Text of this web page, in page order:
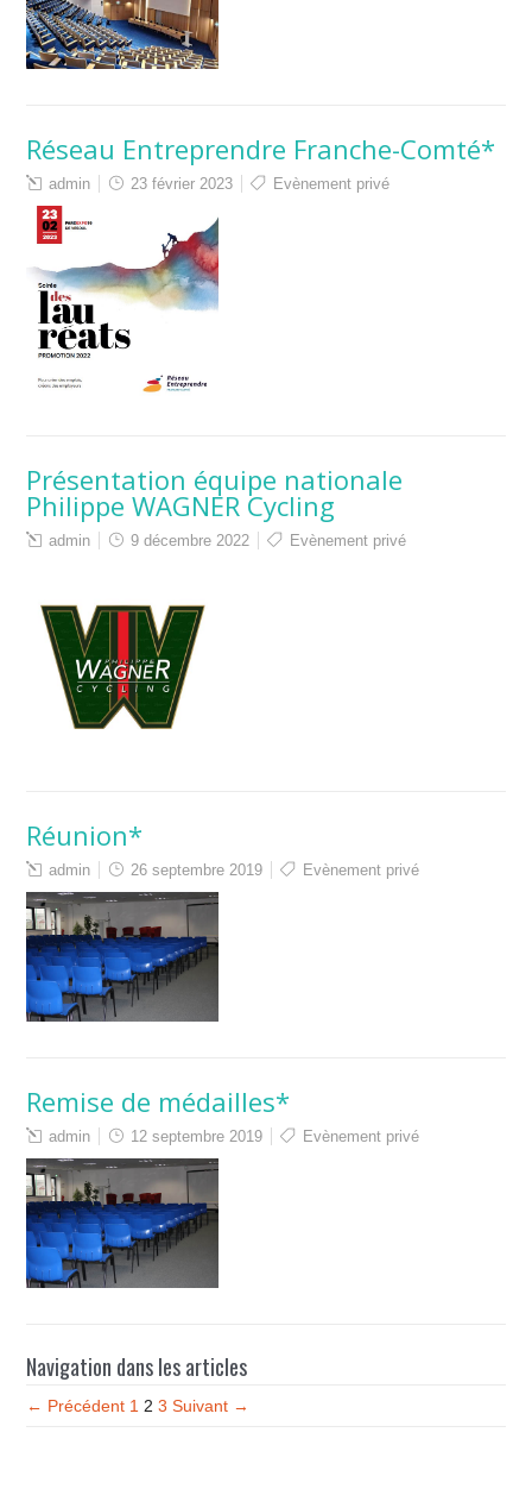
Réseau Entreprendre Franche-Comté*
admin 23 février 2023 Evènement privé
Présentation équipe nationale
Philippe WAGNER Cycling
admin 9 décembre 2022 Evènement privé
Réunion*
admin 26 septembre 2019 Evènement privé
Remise de médailles*
admin 12 septembre 2019 Evènement privé
Navigation dans les articles
← Précédent 1 2 3 Suivant →